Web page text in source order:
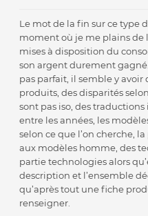
Le mot de la fin sur ce type
moment où je me plains de
mises à disposition du
son argent durement
pas parfait, il semble y
produits, des disparités
sont pas iso, des
entre les années, les
selon ce que l’on cherche,
aux modèles homme, des
partie technologies alors
description et l’ensemble
qu’après tout une fiche
renseigner.